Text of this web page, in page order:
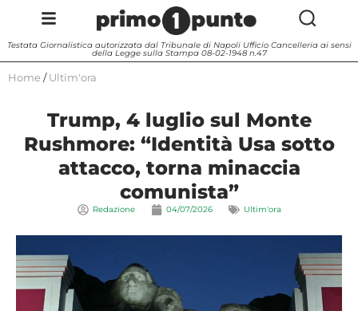
Testata Giornalistica autorizzata dal Tribunale di Napoli Ufficio Cancelleria ai sensi
della Legge sulla Stampa 08-02-1948 n.47
Home / Ultim'ora
Trump, 4 luglio sul Monte
Rushmore: “Identità Usa sotto
attacco, torna minaccia
comunista”
Redazione 04/07/2026 Ultim'ora